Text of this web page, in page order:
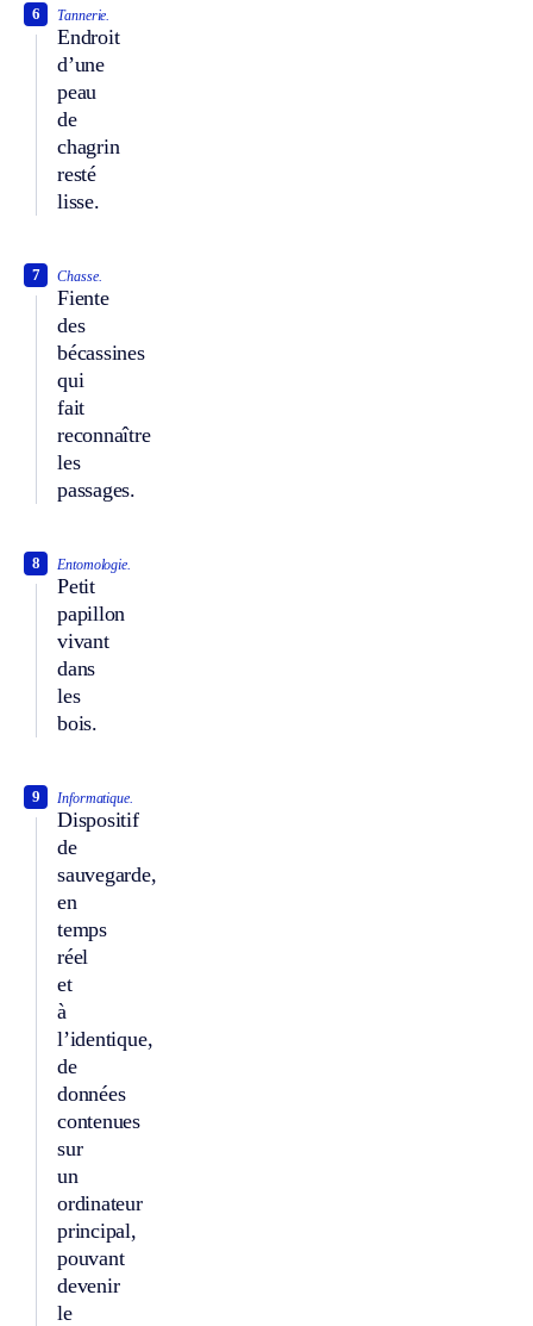
Tannerie.
Endroit
d’une
peau
de
chagrin
resté
lisse.
6
Chasse.
Fiente
des
bécassines
qui
fait
reconnaître
les
passages.
7
Entomologie.
Petit
papillon
vivant
dans
les
bois.
8
Informatique.
Dispositif
de
sauvegarde,
en
temps
réel
et
à
l’identique,
de
données
contenues
sur
un
ordinateur
principal,
pouvant
devenir
le
9